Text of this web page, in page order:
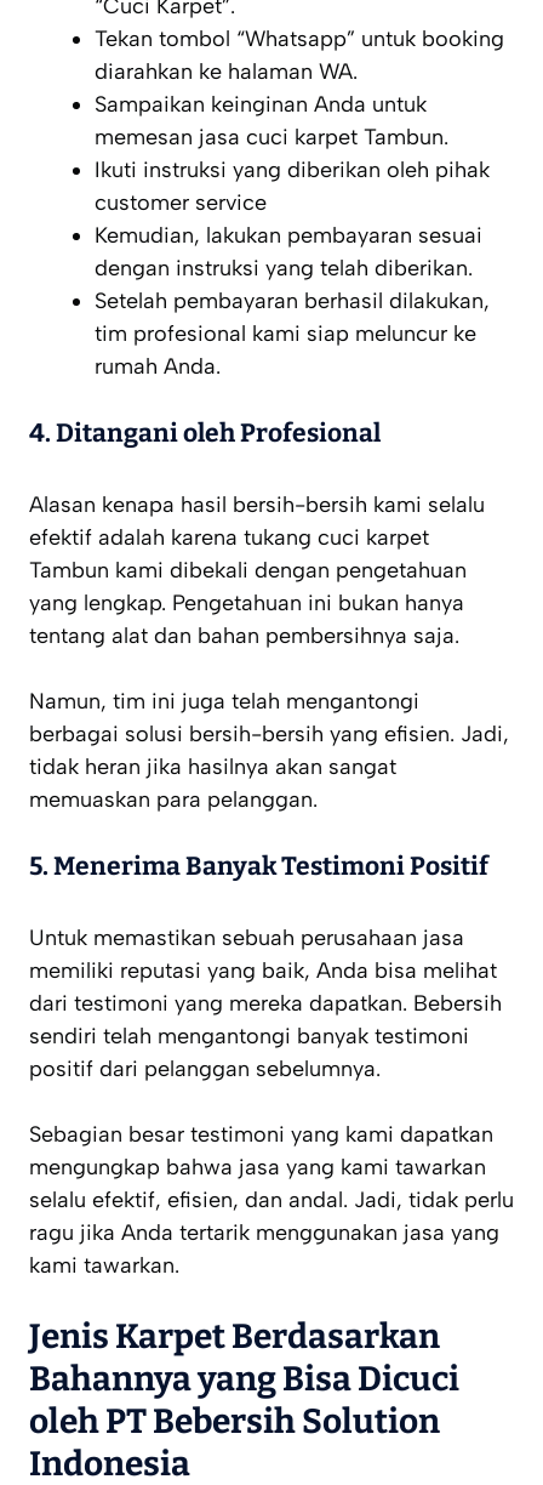
“Cuci Karpet”.
Tekan tombol “Whatsapp” untuk booking
diarahkan ke halaman WA.
Sampaikan keinginan Anda untuk
memesan jasa cuci karpet Tambun.
Ikuti instruksi yang diberikan oleh pihak
customer service
Kemudian, lakukan pembayaran sesuai
dengan instruksi yang telah diberikan.
Setelah pembayaran berhasil dilakukan,
tim profesional kami siap meluncur ke
rumah Anda.
4. Ditangani oleh Profesional
Alasan kenapa hasil bersih-bersih kami selalu
efektif adalah karena tukang cuci karpet
Tambun kami dibekali dengan pengetahuan
yang lengkap. Pengetahuan ini bukan hanya
tentang alat dan bahan pembersihnya saja.
Namun, tim ini juga telah mengantongi
berbagai solusi bersih-bersih yang efisien. Jadi,
tidak heran jika hasilnya akan sangat
memuaskan para pelanggan.
5. Menerima Banyak Testimoni Positif
Untuk memastikan sebuah perusahaan jasa
memiliki reputasi yang baik, Anda bisa melihat
dari testimoni yang mereka dapatkan. Bebersih
sendiri telah mengantongi banyak testimoni
positif dari pelanggan sebelumnya.
Sebagian besar testimoni yang kami dapatkan
mengungkap bahwa jasa yang kami tawarkan
selalu efektif, efisien, dan andal. Jadi, tidak perlu
ragu jika Anda tertarik menggunakan jasa yang
kami tawarkan.
Jenis Karpet Berdasarkan
Bahannya yang Bisa Dicuci
oleh PT Bebersih Solution
Indonesia